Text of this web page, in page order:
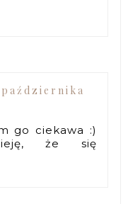
października
go ciekawa :)
że się